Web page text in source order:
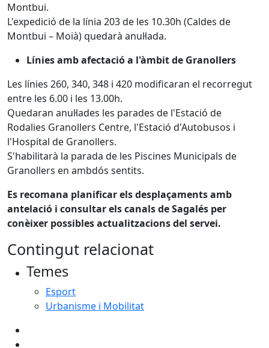
Montbui.
L'expedició de la línia 203 de les 10.30h (Caldes de
Montbui – Moià) quedarà anul·lada.
Línies amb afectació a l'àmbit de Granollers
Les línies 260, 340, 348 i 420 modificaran el recorregut
entre les 6.00 i les 13.00h.
Quedaran anul·lades les parades de l'Estació de
Rodalies Granollers Centre, l'Estació d'Autobusos i
l'Hospital de Granollers.
S'habilitarà la parada de les Piscines Municipals de
Granollers en ambdós sentits.
Es recomana planificar els desplaçaments amb
antelació i consultar els canals de Sagalés per
conèixer possibles actualitzacions del servei.
Contingut relacionat
Temes
Esport
Urbanisme i Mobilitat